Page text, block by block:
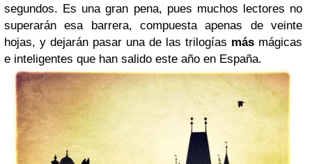
segundos. Es una gran pena, pues muchos lectores no
superarán esa barrera, compuesta apenas de veinte
hojas, y dejarán pasar una de las trilogías más mágicas
e inteligentes que han salido este año en España.